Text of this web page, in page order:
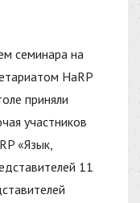
семинара на
HaRP
приняли
участников
«Язык,
11